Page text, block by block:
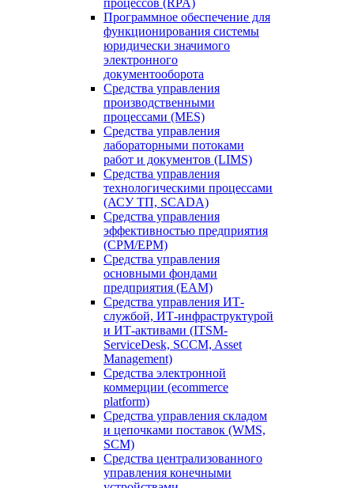
Программное обеспечение для
функционирования системы
юридически значимого
электронного
документооборота
Средства управления
производственными
процессами (MES)
Средства управления
лабораторными потоками
работ и документов (LIMS)
Средства управления
технологическими процессами
(АСУ ТП, SCADA)
Средства управления
эффективностью предприятия
(CPM/EPM)
Средства управления
основными фондами
предприятия (EAM)
Средства управления ИТ-
службой, ИТ-инфраструктурой
и ИТ-активами (ITSM-
ServiceDesk, SCCM, Asset
Management)
Средства электронной
коммерции (ecommerce
platform)
Средства управления складом
и цепочками поставок (WMS,
SCM)
Средства централизованного
управления конечными